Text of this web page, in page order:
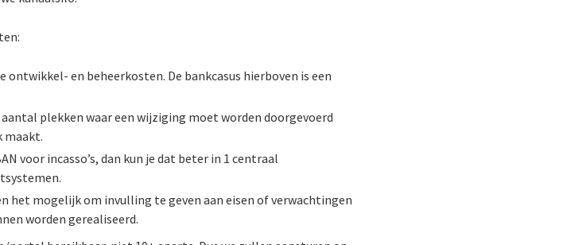
en beheerkosten. De bankcasus hierboven is een
plekken waar een wijziging moet worden doorgevoerd
maakt.
voor incasso’s, dan kun je dat beter in 1 centraal
het mogelijk om invulling te geven aan eisen of verwachtingen
worden gerealiseerd.